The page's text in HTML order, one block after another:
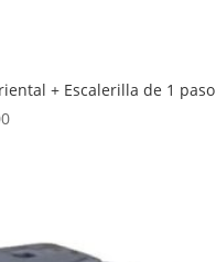
+ Escalerilla de 1 paso